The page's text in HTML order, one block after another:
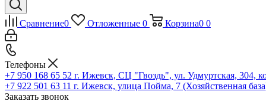
Сравнение0 Отложенные 0 Корзина0 0
Телефоны
+7 950 168 65 52 г. Ижевск, СЦ "Гвоздь", ул. Удмуртская, 304,
+7 922 501 63 11 г. Ижевск, улица Пойма, 7 (Хозяйственная
Заказать звонок